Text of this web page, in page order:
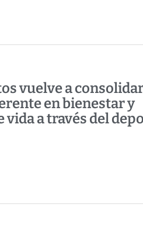
vuelve a
en bienestar y
vida a través del